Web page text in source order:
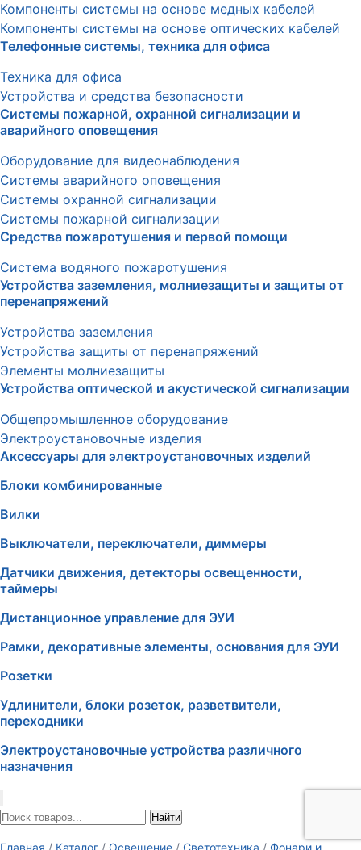
Компоненты системы на основе медных кабелей
Компоненты системы на основе оптических кабелей
Телефонные системы, техника для офиса
Техника для офиса
Устройства и средства безопасности
Системы пожарной, охранной сигнализации и
аварийного оповещения
Оборудование для видеонаблюдения
Системы аварийного оповещения
Системы охранной сигнализации
Системы пожарной сигнализации
Средства пожаротушения и первой помощи
Система водяного пожаротушения
Устройства заземления, молниезащиты и защиты от
перенапряжений
Устройства заземления
Устройства защиты от перенапряжений
Элементы молниезащиты
Устройства оптической и акустической сигнализации
Общепромышленное оборудование
Электроустановочные изделия
Аксессуары для электроустановочных изделий
Блоки комбинированные
Вилки
Выключатели, переключатели, диммеры
Датчики движения, детекторы освещенности,
таймеры
Дистанционное управление для ЭУИ
Рамки, декоративные элементы, основания для ЭУИ
Розетки
Удлинители, блоки розеток, разветвители,
переходники
Электроустановочные устройства различного
назначения
Найти
Главная / Каталог / Освещение / Светотехника / Фонари и